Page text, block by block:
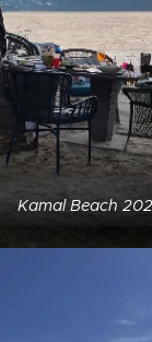
Kamal Beach